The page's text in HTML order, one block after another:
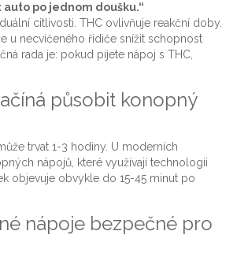
auto po jednom doušku.“
citlivosti. THC ovlivňuje reakční doby.
u necvičeného řidiče snížit schopnost
rada je: pokud pijete nápoj s THC,
působit konopný
trvat 1-3 hodiny. U moderních
nápojů, které využívají technologii
objevuje obvykle do 15-45 minut po
nápoje bezpečné pro